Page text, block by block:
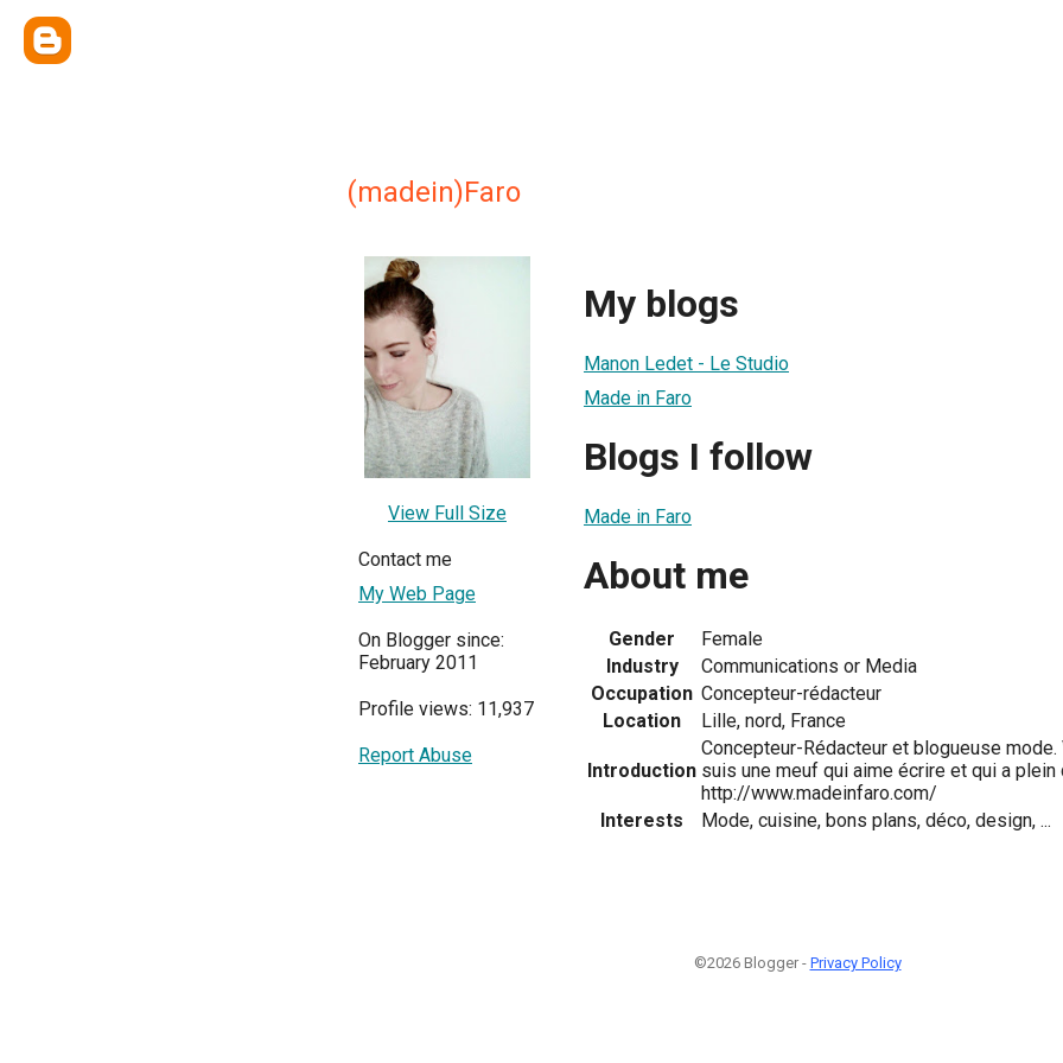
(madein)Faro
View Full Size
Contact me
My Web Page
On Blogger since:
February 2011
Profile views: 11,937
Report Abuse
My blogs
Manon Ledet - Le Studio
Made in Faro
Blogs I follow
Made in Faro
About me
Gender
Female
Industry
Communications or Media
Occupation Concepteur-rédacteur
Location
Lille, nord, France
Introduction
Concepteur-Rédacteur et blogueuse mode.
suis une meuf qui aime écrire et qui a plein
http://www.madeinfaro.com/
Interests
Mode, cuisine, bons plans, déco, design, ...
©2026 Blogger - Privacy Policy